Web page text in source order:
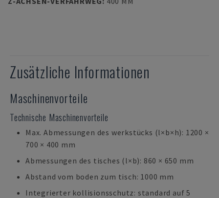
Zusätzliche Informationen
Maschinenvorteile
Technische Maschinenvorteile
Max. Abmessungen des werkstücks (l×b×h): 1200 ×
700 × 400 mm
Abmessungen des tisches (l×b): 860 × 650 mm
Abstand vom boden zum tisch: 1000 mm
Integrierter kollisionsschutz: standard auf 5